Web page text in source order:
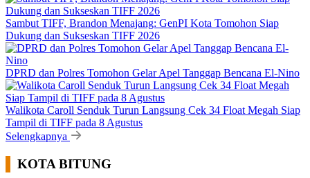
Sambut TIFF, Brandon Menajang: ​GenPI Kota Tomohon Siap
Dukung dan Sukseskan TIFF 2026
DPRD dan Polres Tomohon Gelar Apel Tanggap Bencana El-Nino
Walikota Caroll Senduk Turun Langsung Cek 34 Float Megah Siap
Tampil di TIFF pada 8 Agustus
Selengkapnya
KOTA BITUNG